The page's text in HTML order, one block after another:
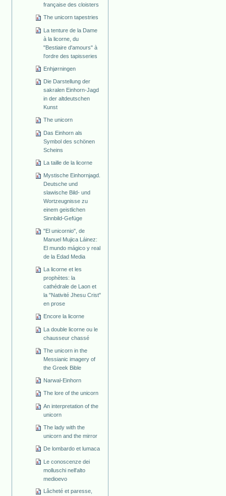
française des cloisters
The unicorn tapestries
La tenture de la Dame
à la licorne, du
"Bestiaire d'amours" à
l'ordre des tapisseries
Enhjørningen
Die Darstellung der
sakralen Einhorn-Jagd
in der altdeutschen
Kunst
The unicorn
Das Einhorn als
Symbol des schönen
Scheins
La taille de la licorne
Mystische Einhornjagd.
Deutsche und
slawische Bild- und
Wortzeugnisse zu
einem geistlichen
Sinnbild-Gefüge
"El unicornio", de
Manuel Mujica Láinez:
El mundo mágico y real
de la Edad Media
La licorne et les
prophètes: la
cathédrale de Laon et
la "Nativité Jhesu Crist"
en prose
Encore la licorne
La double licorne ou le
chausseur chassé
The unicorn in the
Messianic imagery of
the Greek Bible
Narwal-Einhorn
The lore of the unicorn
An interpretation of the
unicorn
The lady with the
unicorn and the mirror
De lombardo et lumaca
Le conoscenze dei
molluschi nell'alto
medioevo
Lâcheté et paresse,